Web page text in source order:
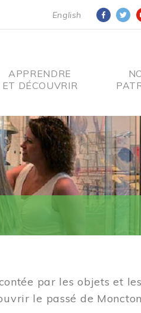
English
APPRENDRE
ET DÉCOUVRIR
par les objets et les
le passé de